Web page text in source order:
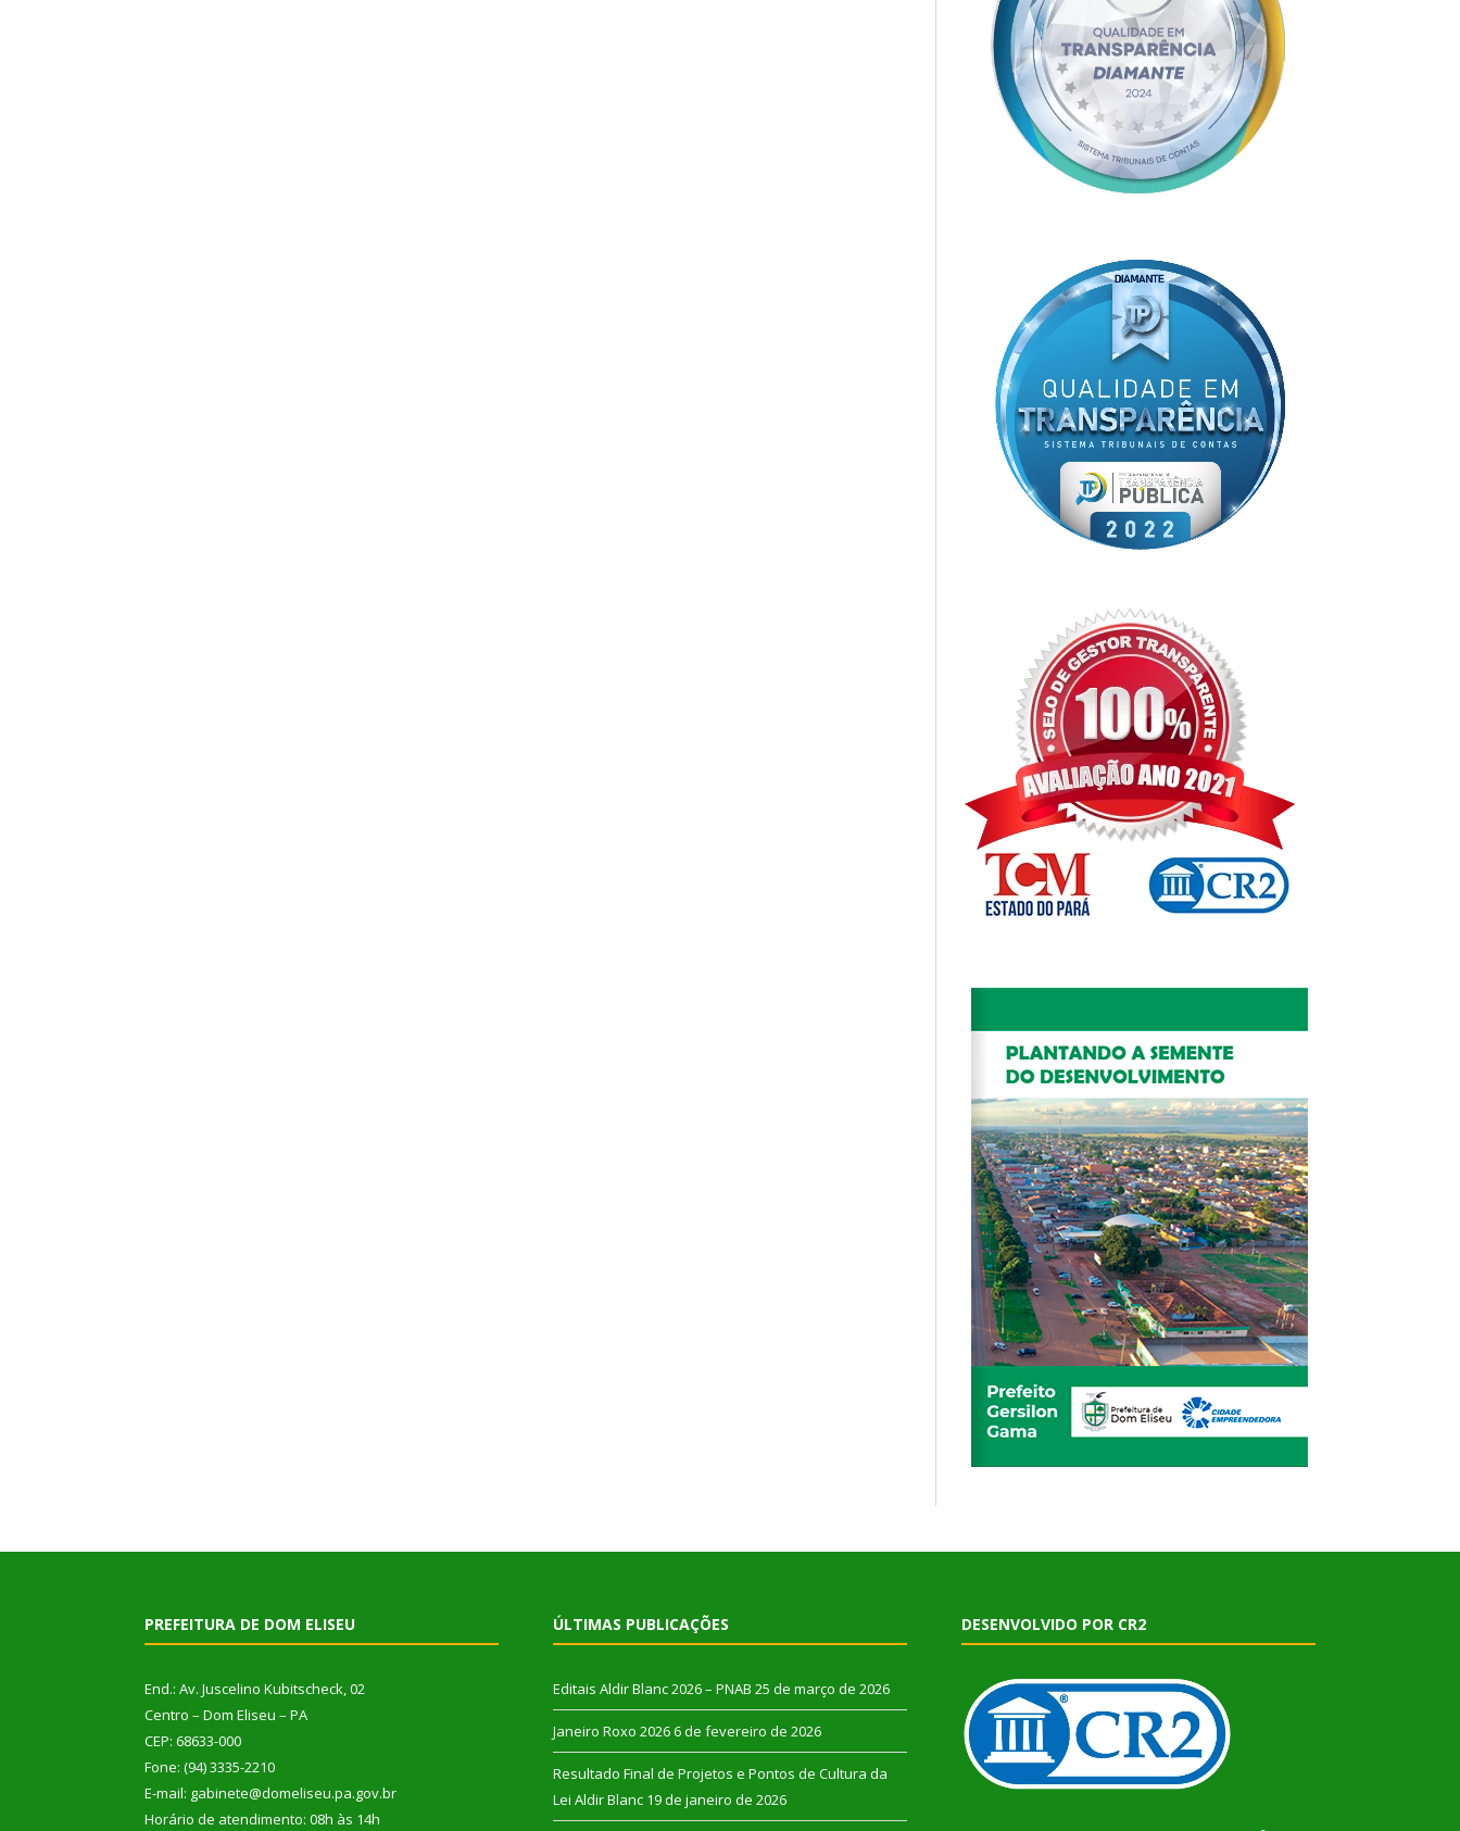
PREFEITURA DE DOM ELISEU
End.: Av. Juscelino Kubitscheck, 02
Centro – Dom Eliseu – PA
CEP: 68633-000
Fone: (94) 3335-2210
E-mail: gabinete@domeliseu.pa.gov.br
Horário de atendimento: 08h às 14h
ÚLTIMAS PUBLICAÇÕES
Editais Aldir Blanc 2026 – PNAB 25 de março de 2026
Janeiro Roxo 2026 6 de fevereiro de 2026
Resultado Final de Projetos e Pontos de Cultura da
Lei Aldir Blanc 19 de janeiro de 2026
DESENVOLVIDO POR CR2